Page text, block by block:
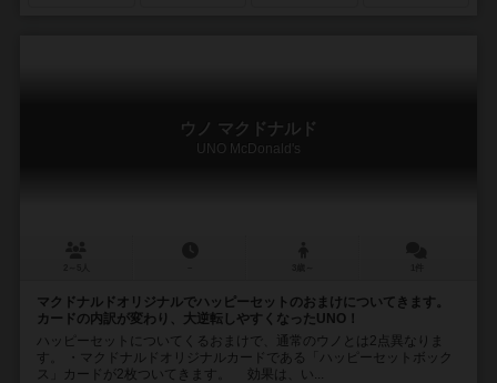
ウノ マクドナルド
UNO McDonald's
マクドナルドオリジナルでハッピーセットのおまけについてきます。
カードの内訳が変わり、大逆転しやすくなったUNO！
ハッピーセットについてくるおまけで、通常のウノとは2点異なりま
す。 ・マクドナルドオリジナルカードである「ハッピーセットボック
ス」カードが2枚ついてきます。 効果は、い...